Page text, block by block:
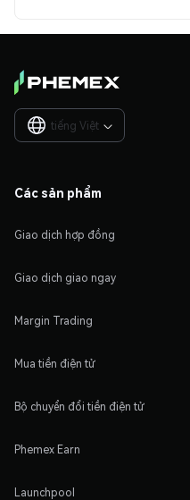
tiếng Việt 
Các sản phẩm
Giao dịch hợp đồng
Giao dịch giao ngay
Margin Trading
Mua tiền điện tử
Bộ chuyển đổi tiền điện tử
Phemex Earn
Launchpool